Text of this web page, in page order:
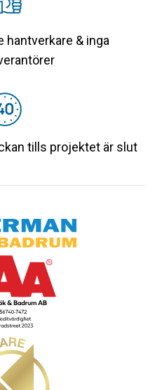
hantverkare & inga
tills projektet är slut